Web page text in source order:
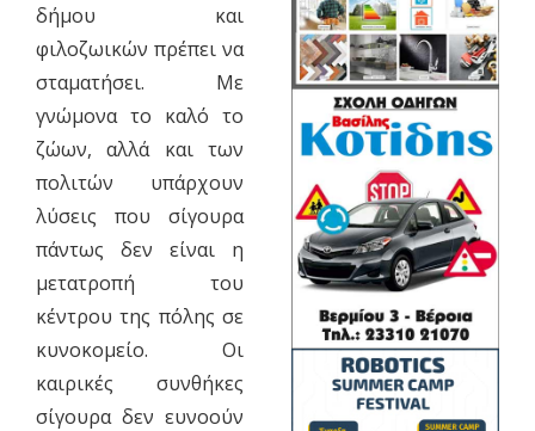
δήμου και
φιλοζωικών πρέπει να
σταματήσει. Με
γνώμονα το καλό το
ζώων, αλλά και των
πολιτών υπάρχουν
λύσεις που σίγουρα
πάντως δεν είναι η
μετατροπή του
κέντρου της πόλης σε
κυνοκομείο. Οι
καιρικές συνθήκες
σίγουρα δεν ευνοούν